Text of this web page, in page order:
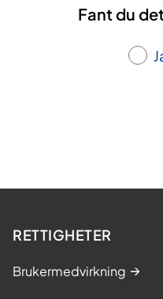
Fant du
RETTIGHETER
Brukermedvirkning